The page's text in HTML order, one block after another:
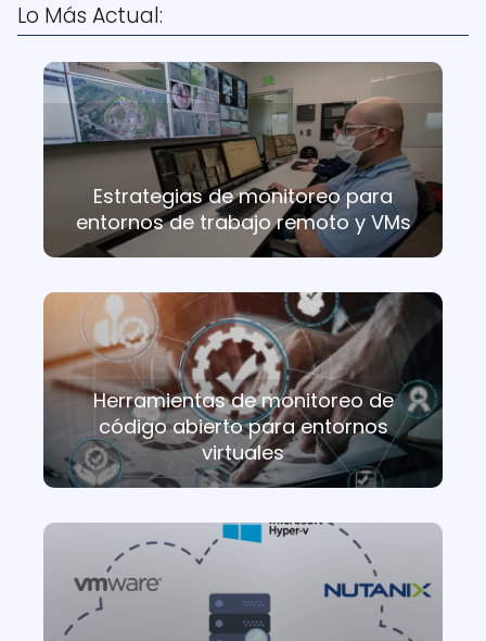
Lo Más Actual:
Estrategias de monitoreo para
entornos de trabajo remoto y VMs
Herramientas de monitoreo de
código abierto para entornos
virtuales